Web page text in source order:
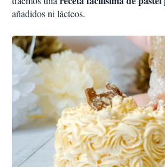
añadidos ni lácteos.